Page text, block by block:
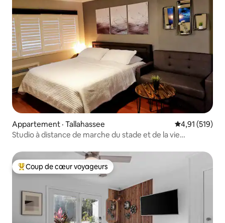
Appartement · Tallahassee Note
4,91 (519)
Studio à distance de marche du stade et de la vie
Coup de cœur voyageurs parmi les plus aimés
Coup de cœur voyageurs